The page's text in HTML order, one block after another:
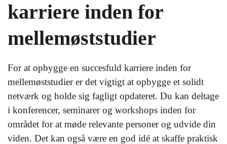
karriere inden for
mellemøststudier
For at opbygge en succesfuld karriere inden for
mellemøststudier er det vigtigt at opbygge et solidt
netværk og holde sig fagligt opdateret. Du kan deltage
i konferencer, seminarer og workshops inden for
området for at møde relevante personer og udvide din
viden. Det kan også være en god idé at skaffe praktisk